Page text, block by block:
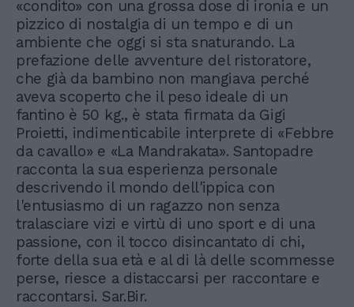
«condito» con una grossa dose di ironia e un
pizzico di nostalgia di un tempo e di un
ambiente che oggi si sta snaturando. La
prefazione delle avventure del ristoratore,
che già da bambino non mangiava perché
aveva scoperto che il peso ideale di un
fantino è 50 kg., è stata firmata da Gigi
Proietti, indimenticabile interprete di «Febbre
da cavallo» e «La Mandrakata». Santopadre
racconta la sua esperienza personale
descrivendo il mondo dell'ippica con
l'entusiasmo di un ragazzo non senza
tralasciare vizi e virtù di uno sport e di una
passione, con il tocco disincantato di chi,
forte della sua età e al di là delle scommesse
perse, riesce a distaccarsi per raccontare e
raccontarsi. Sar.Bir.